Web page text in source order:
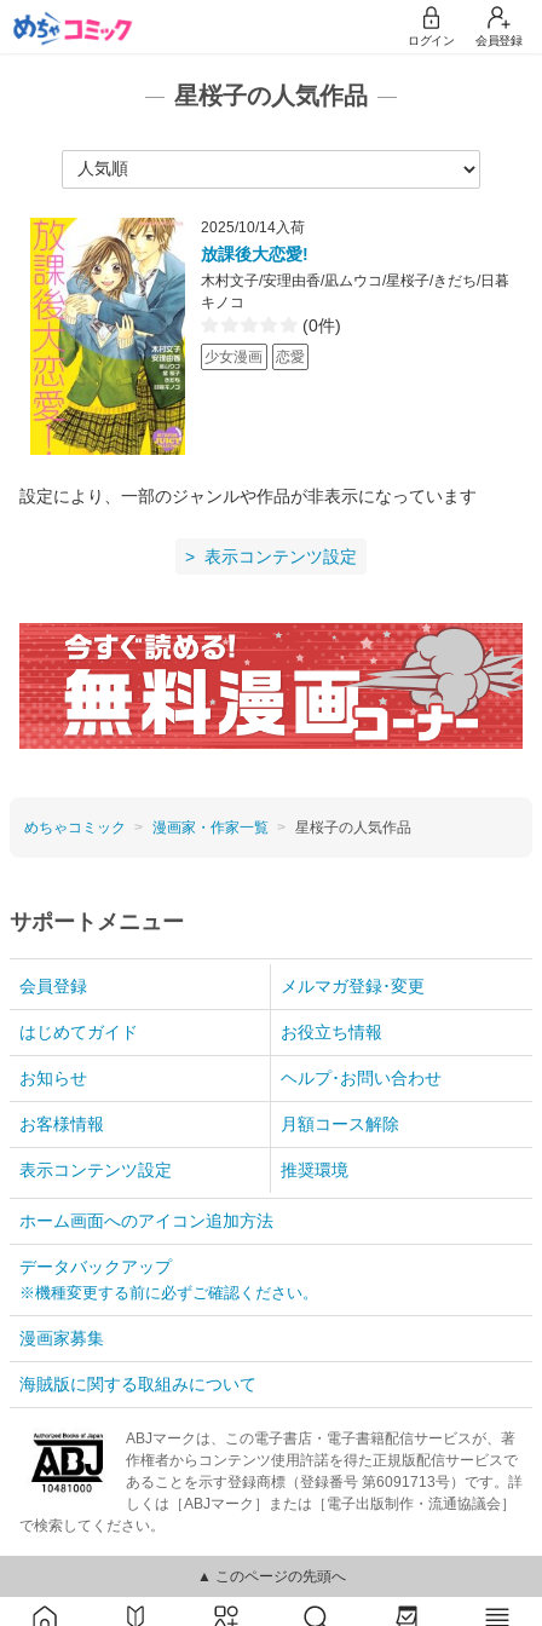
ログイン 会員登録
星桜子の人気作品
2025/10/14入荷
放課後大恋愛!
木村文子/安理由香/凪ムウコ/星桜子/きだち/日暮
キノコ
(0件)
少女漫画 恋愛
設定により、一部のジャンルや作品が非表示になっています
表示コンテンツ設定
めちゃコミック 漫画家・作家一覧 星桜子の人気作品
サポートメニュー
会員登録 メルマガ登録･変更
はじめてガイド お役立ち情報
お知らせ ヘルプ･お問い合わせ
お客様情報 月額コース解除
表示コンテンツ設定 推奨環境
ホーム画面へのアイコン追加方法
データバックアップ
※機種変更する前に必ずご確認ください。
漫画家募集
海賊版に関する取組みについて
ABJマークは、この電子書店・電子書籍配信サービスが、著
作権者からコンテンツ使用許諾を得た正規版配信サービスで
あることを示す登録商標（登録番号 第6091713号）です。詳
しくは［ABJマーク］または［電子出版制作・流通協議会］
で検索してください。
▲ このページの先頭へ